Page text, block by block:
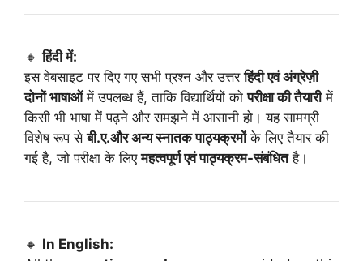
🔸हिंदी में:
इस वेबसाइट पर दिए गए सभी प्रश्न और उत्तरहिंदी एवं अंग्रेज़ी
दोनों भाषाओंमें उपलब्ध हैं, ताकि विद्यार्थियों कोपरीक्षा की तैयारीमें
किसी भी भाषा में पढ़ने और समझने में आसानी हो। यह सामग्री
विशेष रूप सेबी.ए.और अन्य स्नातक पाठ्यक्रमोंके लिए तैयार की
गई है, जो परीक्षा के लिएमहत्वपूर्ण एवं पाठ्यक्रम-संबंधितहै।
🔸 In English: